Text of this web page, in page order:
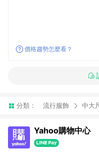
價格趨勢怎麼看？
分類： 流行服飾 中大
Yahoo購物中心